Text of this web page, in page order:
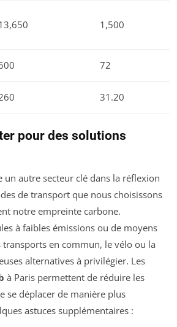
1,500
72
31.20
pour des solutions
un autre secteur clé dans la réflexion
de transport que nous choisissons
notre empreinte carbone.
à faibles émissions ou de moyens
en commun, le vélo ou la
alternatives à privilégier. Les
à Paris permettent de réduire les
se déplacer de manière plus
astuces supplémentaires :